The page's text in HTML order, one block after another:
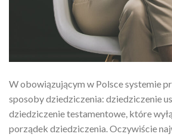
W obowiązującym w Polsce systemie
sposoby dziedziczenia: dziedziczenie
dziedziczenie testamentowe, które
porządek dziedziczenia. Oczywiście